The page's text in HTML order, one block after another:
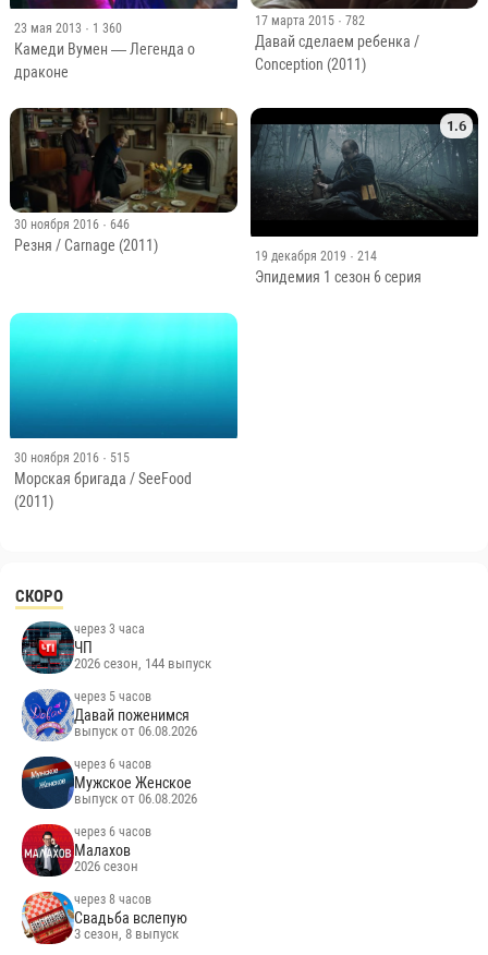
23 мая 2013 · 1 360
Камеди Вумен — Легенда о
драконе
17 марта 2015 · 782
Давай сделаем ребенка /
Conception (2011)
30 ноября 2016 · 646
Резня / Carnage (2011)
1.6
19 декабря 2019 · 214
Эпидемия 1 сезон 6 серия
30 ноября 2016 · 515
Морская бригада / SeeFood
(2011)
СКОРО
через 3 часа
ЧП
2026 сезон, 144 выпуск
через 5 часов
Давай поженимся
выпуск от 06.08.2026
через 6 часов
Мужское Женское
выпуск от 06.08.2026
через 6 часов
Малахов
2026 сезон
через 8 часов
Свадьба вслепую
3 сезон, 8 выпуск